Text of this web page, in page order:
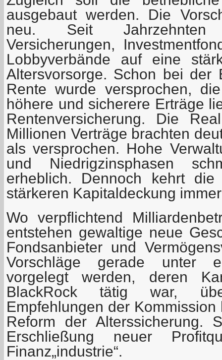
ausgebaut werden. Die
neu. Seit Jahrzehnten
Versicherungen,
Lobbyverbände auf eine
Altersvorsorge. Schon bei der
Rente wurde versprochen,
höhere und sicherere Erträge
Rentenversicherung. Die
Millionen Verträge brachten
als versprochen. Hohe
und Niedrigzinsphasen
erheblich. Dennoch kehrt
stärkeren Kapitaldeckung
Wo verpflichtend
entstehen gewaltige neue
Fondsanbieter und
Vorschläge gerade unter
vorgelegt werden, deren
BlackRock tätig war,
Empfehlungen der
Reform der Alterssicherung.
Erschließung neuer
Finanz„industrie“.